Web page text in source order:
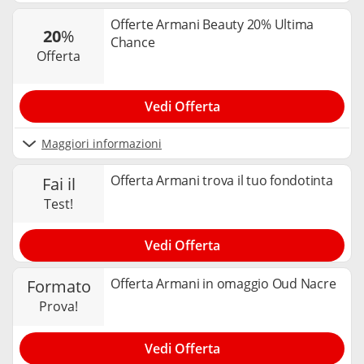
20%
offerta
Offerte Armani Beauty 20% Ultima
Chance
Maggiori informazioni
Vedi Offerta
fai il
test!
Offerta Armani trova il tuo fondotinta
Vedi Offerta
formato
prova!
Offerta Armani in omaggio Oud Nacre
Vedi Offerta